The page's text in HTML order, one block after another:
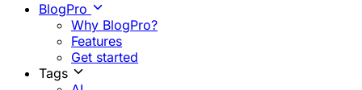
BlogPro
Why BlogPro?
Features
Get started
Tags